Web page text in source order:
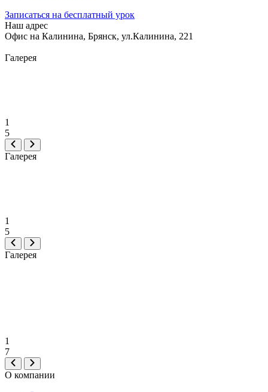
Записаться на бесплатный урок
Наш адрес
Офис на Калинина, Брянск, ул.Калинина, 221
Галерея
1
5
Галерея
1
5
Галерея
1
7
О компании